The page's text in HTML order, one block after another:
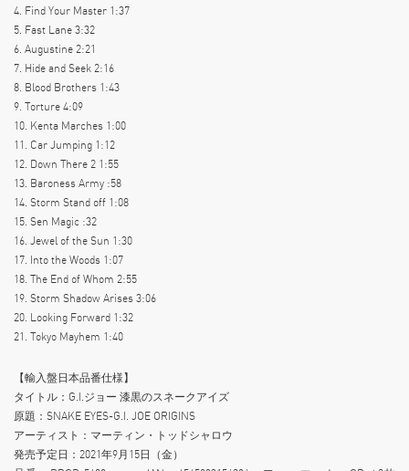
4. Find Your Master 1:37
5. Fast Lane 3:32
6. Augustine 2:21
7. Hide and Seek 2:16
8. Blood Brothers 1:43
9. Torture 4:09
10. Kenta Marches 1:00
11. Car Jumping 1:12
12. Down There 2 1:55
13. Baroness Army :58
14. Storm Stand off 1:08
15. Sen Magic :32
16. Jewel of the Sun 1:30
17. Into the Woods 1:07
18. The End of Whom 2:55
19. Storm Shadow Arises 3:06
20. Looking Forward 1:32
21. Tokyo Mayhem 1:40
【輸入盤日本品番仕様】
タイトル：G.I.ジョー 漆黒のスネークアイズ
原題：SNAKE EYES-G.I. JOE ORIGINS
アーティスト：マーティン・トッドシャロウ
発売予定日：2021年9月15日（金）